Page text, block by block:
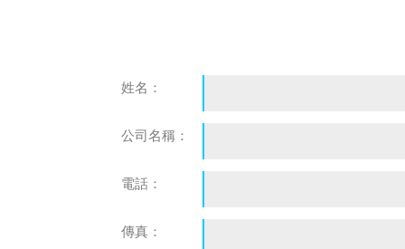
姓名：
公司名稱：
電話：
傳真：